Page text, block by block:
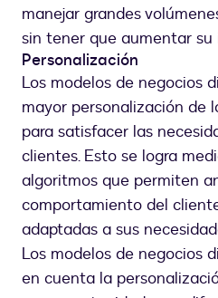
manejar grandes
sin tener que aumentar
Personalización
Los modelos de negocios
mayor personalización de
para satisfacer las
clientes. Esto se logra
algoritmos que permiten
comportamiento del
adaptadas a sus
Los modelos de negocios
en cuenta la